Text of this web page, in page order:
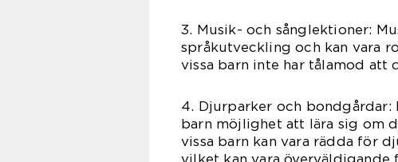
3. Musik- och sånglektioner:
språkutveckling och kan vara
vissa barn inte har tålamod att
4. Djurparker och
barn möjlighet att lära sig om
vissa barn kan vara rädda för
vilket kan vara överväldigande